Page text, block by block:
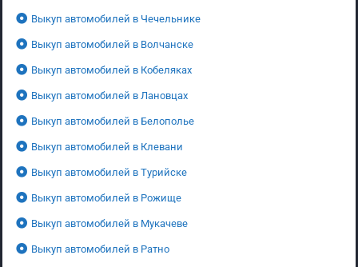
Выкуп автомобилей в Чечельнике
Выкуп автомобилей в Волчанске
Выкуп автомобилей в Кобеляках
Выкуп автомобилей в Лановцах
Выкуп автомобилей в Белополье
Выкуп автомобилей в Клевани
Выкуп автомобилей в Турийске
Выкуп автомобилей в Рожище
Выкуп автомобилей в Мукачеве
Выкуп автомобилей в Ратно